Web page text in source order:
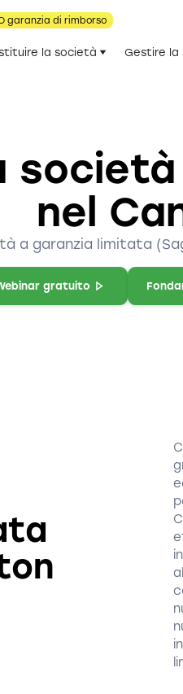
garanzia di rimborso
la società Gestire la
nel
a garanzia limitata
gratuito